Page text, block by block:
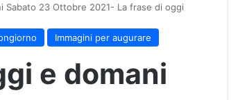
Sabato 23 Ottobre 2021- La frase di oggi
Immagini per augurare
e domani